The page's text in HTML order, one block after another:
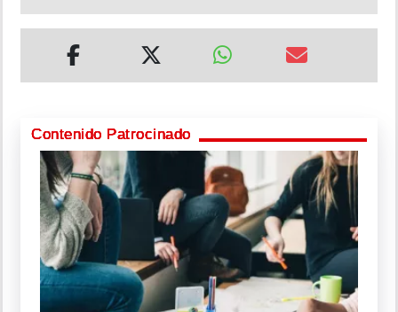
Contenido Patrocinado